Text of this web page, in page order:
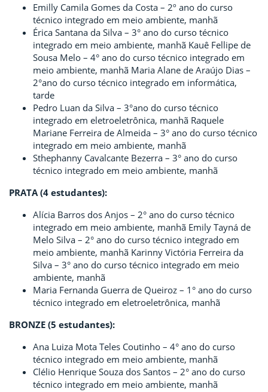
Emilly Camila Gomes da Costa – 2º ano do curso
técnico integrado em meio ambiente, manhã
Érica Santana da Silva – 3° ano do curso técnico
integrado em meio ambiente, manhã Kauê Fellipe de
Sousa Melo – 4° ano do curso técnico integrado em
meio ambiente, manhã Maria Alane de Araújo Dias –
2°ano do curso técnico integrado em informática,
tarde
Pedro Luan da Silva – 3°ano do curso técnico
integrado em eletroeletrônica, manhã Raquele
Mariane Ferreira de Almeida – 3° ano do curso técnico
integrado em meio ambiente, manhã
Sthephanny Cavalcante Bezerra – 3° ano do curso
técnico integrado em meio ambiente, manhã
PRATA (4 estudantes):
Alícia Barros dos Anjos – 2° ano do curso técnico
integrado em meio ambiente, manhã Emily Tayná de
Melo Silva – 2° ano do curso técnico integrado em
meio ambiente, manhã Karinny Victória Ferreira da
Silva – 3° ano do curso técnico integrado em meio
ambiente, manhã
Maria Fernanda Guerra de Queiroz – 1° ano do curso
técnico integrado em eletroeletrônica, manhã
BRONZE (5 estudantes):
Ana Luiza Mota Teles Coutinho – 4° ano do curso
técnico integrado em meio ambiente, manhã
Clélio Henrique Souza dos Santos – 2° ano do curso
técnico integrado em meio ambiente, manhã